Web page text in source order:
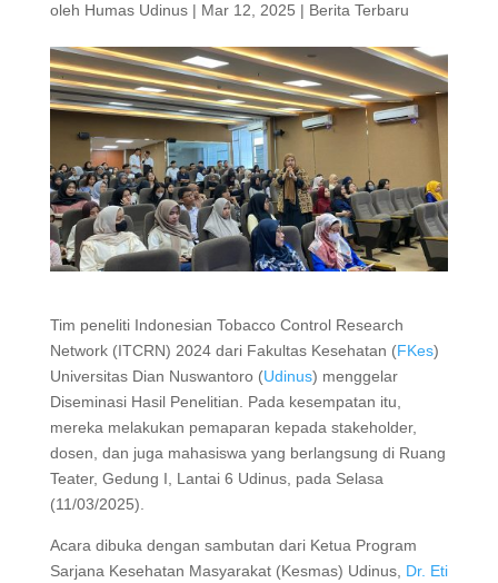
oleh Humas Udinus| Mar 12, 2025 | Berita Terbaru
Tim peneliti Indonesian Tobacco Control Research
Network (ITCRN) 2024 dari Fakultas Kesehatan (FKes)
Universitas Dian Nuswantoro (Udinus) menggelar
Diseminasi Hasil Penelitian. Pada kesempatan itu,
mereka melakukan pemaparan kepada stakeholder,
dosen, dan juga mahasiswa yang berlangsung di Ruang
Teater, Gedung I, Lantai 6 Udinus, pada Selasa
(11/03/2025).
Acara dibuka dengan sambutan dari Ketua Program
Sarjana Kesehatan Masyarakat (Kesmas) Udinus, Dr. Eti